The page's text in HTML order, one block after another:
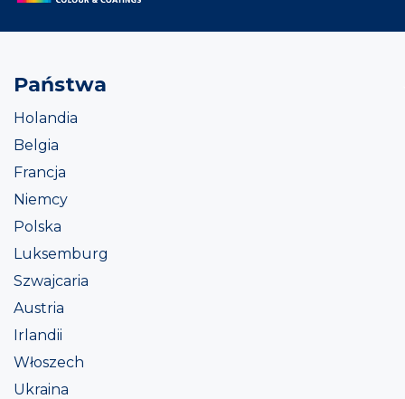
Państwa
Holandia
Belgia
Francja
Niemcy
Polska
Luksemburg
Szwajcaria
Austria
Irlandii
Włoszech
Ukraina